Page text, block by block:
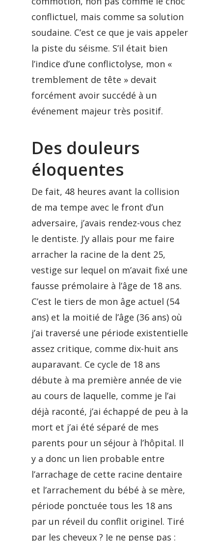
conflictuel, mais comme sa solution
soudaine. C’est ce que je vais appeler
la piste du séisme. S’il était bien
l’indice d’une conflictolyse, mon «
tremblement de tête » devait
forcément avoir succédé à un
événement majeur très positif.
Des douleurs
éloquentes
De fait, 48 heures avant la collision
de ma tempe avec le front d’un
adversaire, j’avais rendez-vous chez
le dentiste. J’y allais pour me faire
arracher la racine de la dent 25,
vestige sur lequel on m’avait fixé une
fausse prémolaire à l’âge de 18 ans.
C’est le tiers de mon âge actuel (54
ans) et la moitié de l’âge (36 ans) où
j’ai traversé une période existentielle
assez critique, comme dix-huit ans
auparavant. Ce cycle de 18 ans
débute à ma première année de vie
au cours de laquelle, comme je l’ai
déjà raconté, j’ai échappé de peu à la
mort et j’ai été séparé de mes
parents pour un séjour à l’hôpital. Il
y a donc un lien probable entre
l’arrachage de cette racine dentaire
et l’arrachement du bébé à se mère,
période ponctuée tous les 18 ans
par un réveil du conflit originel. Tiré
par les cheveux ? Je ne pense pas :